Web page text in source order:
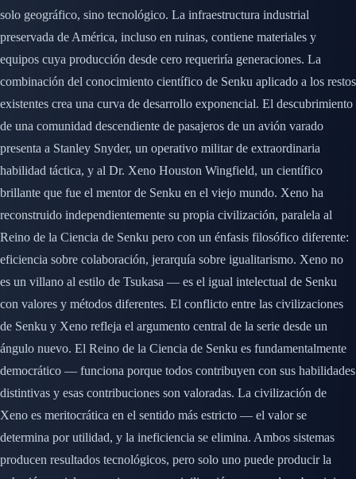
solo geográfico, sino tecnológico. La infraestructura industrial
preservada de América, incluso en ruinas, contiene materiales y
equipos cuya producción desde cero requeriría generaciones. La
combinación del conocimiento científico de Senku aplicado a los restos
existentes crea una curva de desarrollo exponencial. El descubrimiento
de una comunidad descendiente de pasajeros de un avión varado
presenta a Stanley Snyder, un operativo militar de extraordinaria
habilidad táctica, y al Dr. Xeno Houston Wingfield, un científico
brillante que fue el mentor de Senku en el viejo mundo. Xeno ha
reconstruido independientemente su propia civilización, paralela al
Reino de la Ciencia de Senku pero con un énfasis filosófico diferente:
eficiencia sobre colaboración, jerarquía sobre igualitarismo. Xeno no
es un villano al estilo de Tsukasa — es el igual intelectual de Senku
con valores y métodos diferentes. El conflicto entre las civilizaciones
de Senku y Xeno refleja el argumento central de la serie desde un
ángulo nuevo. El Reino de la Ciencia de Senku es fundamentalmente
democrático — funciona porque todos contribuyen con sus habilidades
distintivas y esas contribuciones son valoradas. La civilización de
Xeno es meritocrática en el sentido más estricto — el valor se
determina por utilidad, y la ineficiencia se elimina. Ambos sistemas
producen resultados tecnológicos, pero solo uno puede producir la